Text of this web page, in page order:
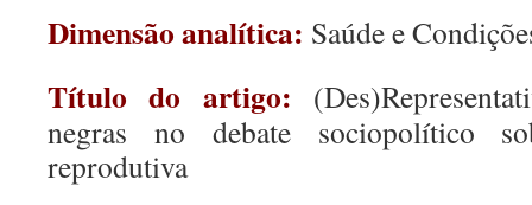
Dimensão analítica: Saúde e
Título do artigo:
negras no debate sociopolítico
reprodutiva